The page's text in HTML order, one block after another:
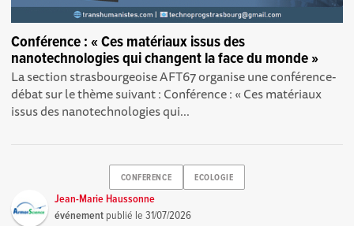
Conférence : « Ces matériaux issus des
nanotechnologies qui changent la face du monde »
La section strasbourgeoise AFT67 organise une conférence-
débat sur le thème suivant : Conférence : « Ces matériaux
issus des nanotechnologies qui...
CONFERENCE ECOLOGIE
Jean-Marie Haussonne
événement publié le31/07/2026